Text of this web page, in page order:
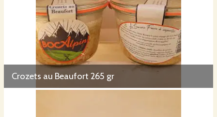
Crozets au Beaufort 265 gr